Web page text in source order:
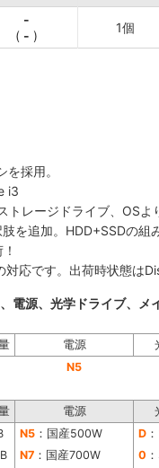
-
( - )
1個
採用。
i3
レージドライブ、OS
を追加。HDD+SSDの
応です。出荷時状態は
電源、光学ドライブ、
電源
N5
電源
N5 ：国産500W D
N7 ：国産700W 0